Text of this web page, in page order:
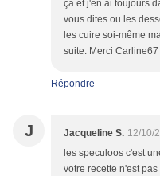
ça et j'en ai toujours
vous dites ou les
les cuire soi-même
suite. Merci Carline67
Répondre
J Jacqueline S. 12/10/
les speculoos c'est
votre recette n'est